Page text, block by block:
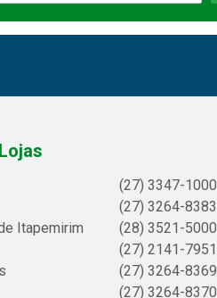
(27) 3347-1000
(27) 3264-8383
Itapemirim
(28) 3521-5000
(27) 2141-7951
(27) 3264-8369
(27) 3264-8370